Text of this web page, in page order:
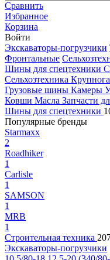
Сравнить
Избранное
Корзина
Войти
Экскаваторы-погрузчики
Фронтальные
Шины для спецтехники
Сельхозтехника
Грузовые шины Камеры
Ковши Масла Запчасти
Шины для спецтехники
Популярные бренды
Starmaxx
2
Roadhiker
1
Carlisle
1
SAMSON
1
MRB
1
Строительная техника
Экскаваторы-погрузчики